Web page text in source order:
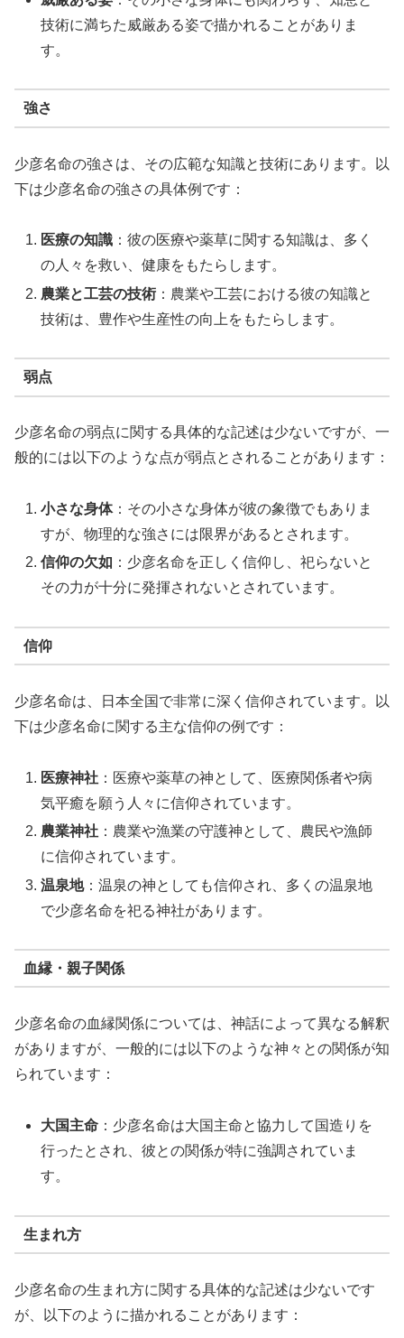
技術に満ちた威厳ある姿で描かれることがありま
す。
強さ
少彦名命の強さは、その広範な知識と技術にあります。以
下は少彦名命の強さの具体例です：
医療の知識 ：彼の医療や薬草に関する知識は、多く
の人々を救い、健康をもたらします。
農業と工芸の技術 ：農業や工芸における彼の知識と
技術は、豊作や生産性の向上をもたらします。
弱点
少彦名命の弱点に関する具体的な記述は少ないですが、一
般的には以下のような点が弱点とされることがあります：
小さな身体：その小さな身体が彼の象徴でもありま
すが、物理的な強さには限界があるとされます。
信仰の欠如 ：少彦名命を正しく信仰し、祀らないと
その力が十分に発揮されないとされています。
信仰
少彦名命は、日本全国で非常に深く信仰されています。以
下は少彦名命に関する主な信仰の例です：
医療神社 ：医療や薬草の神として、医療関係者や病
気平癒を願う人々に信仰されています。
農業神社 ：農業や漁業の守護神として、農民や漁師
に信仰されています。
温泉地：温泉の神としても信仰され、多くの温泉地
で少彦名命を祀る神社があります。
血縁・親子関係
少彦名命の血縁関係については、神話によって異なる解釈
がありますが、一般的には以下のような神々との関係が知
られています：
大国主命 ：少彦名命は大国主命と協力して国造りを
行ったとされ、彼との関係が特に強調されていま
す。
生まれ方
少彦名命の生まれ方に関する具体的な記述は少ないです
が、以下のように描かれることがあります：